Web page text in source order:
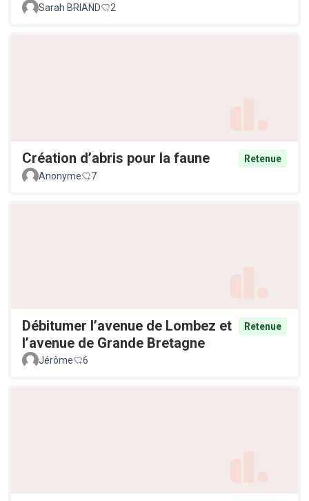
Sarah BRIAND 2
Création d’abris pour la faune
Retenue
Anonyme
7
Débitumer l’avenue de Lombez et
l’avenue de Grande Bretagne
Retenue
Jérôme 6